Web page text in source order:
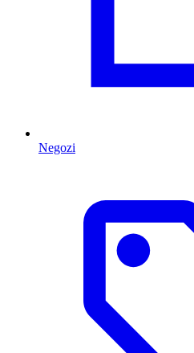
Negozi